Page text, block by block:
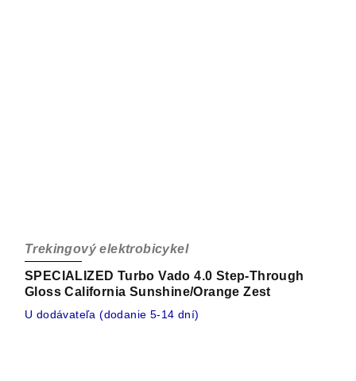
SPECIALIZED Turbo Vado 4.0 Step-Through
Gloss California Sunshine/Orange Zest
Trekingový elektrobicykel
U dodávateľa (dodanie 5-14 dní)